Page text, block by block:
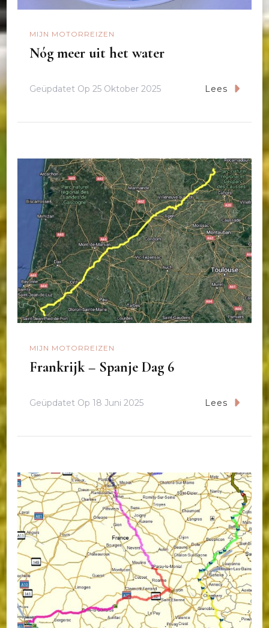
MIJN MOTORREIZEN
Nóg meer uit het water
Geüpdatet Op 25 Oktober 2025 Lees
MIJN MOTORREIZEN
Frankrijk – Spanje Dag 6
Geüpdatet Op 18 Juni 2025 Lees